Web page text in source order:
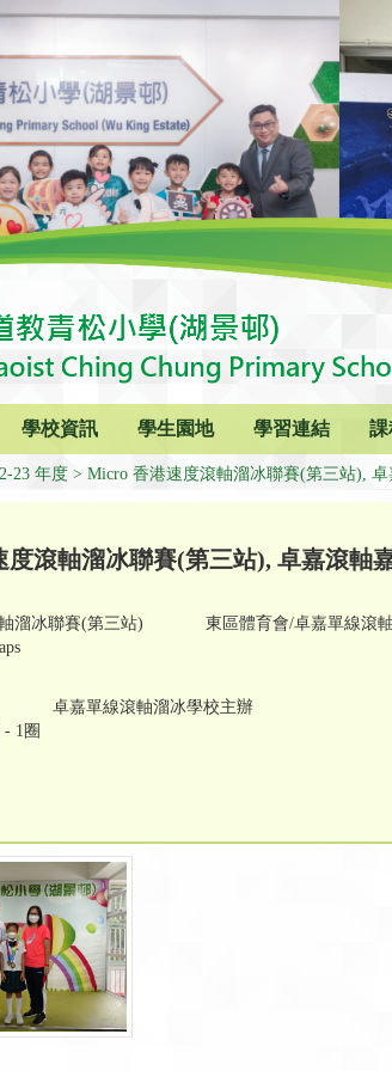
學校資訊 學生園地 學習連結 課
23 年度 Micro 香港速度滾軸溜冰聯賽(第三站),
滾軸溜冰聯賽(第三站), 卓嘉滾軸
軸溜冰聯賽(第三站) 東區體育會/卓嘉單線滾軸
卓嘉單線滾軸溜冰學校主辦
- 1圈